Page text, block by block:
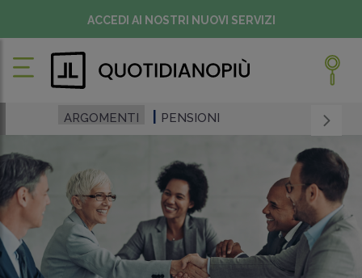
ACCEDI AI NOSTRI NUOVI SERVIZI
ARGOMENTI PENSIONI